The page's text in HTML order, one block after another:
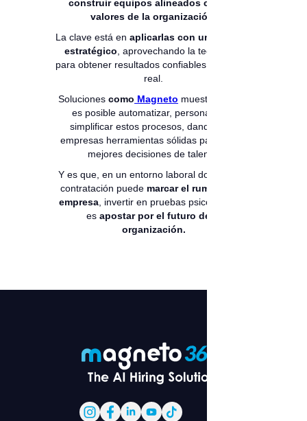
construir equipos alineados con los
valores de la organización.
La clave está en aplicarlas con un enfoque
estratégico , aprovechando la tecnología
para obtener resultados confiables en tiempo
real.
Soluciones como Magneto muestran cómo
es posible automatizar, personalizar y
simplificar estos procesos, dando a las
empresas herramientas sólidas para tomar
mejores decisiones de talento.
Y es que, en un entorno laboral donde cada
contratación puede marcar el rumbo de la
empresa , invertir en pruebas psicométricas
es apostar por el futuro de la
organización.